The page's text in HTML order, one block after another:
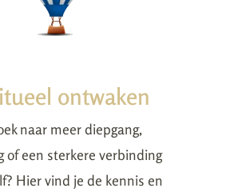
ontwaken
naar meer diepgang,
of een sterkere verbinding
Hier vind je de kennis en